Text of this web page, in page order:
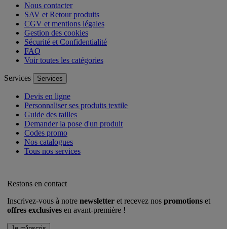
Nous contacter
SAV et Retour produits
CGV et mentions légales
Gestion des cookies
Sécurité et Confidentialité
FAQ
Voir toutes les catégories
Services Services
Devis en ligne
Personnaliser ses produits textile
Guide des tailles
Demander la pose d'un produit
Codes promo
Nos catalogues
Tous nos services
Restons en contact
Inscrivez-vous à notre newsletter et recevez nos promotions et
offres exclusives en avant-première !